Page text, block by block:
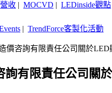
營收 | MOCVD | LEDinside觀點
| TrendForce客製化活動
價咨詢有限責任公司關於
有限責任公司關